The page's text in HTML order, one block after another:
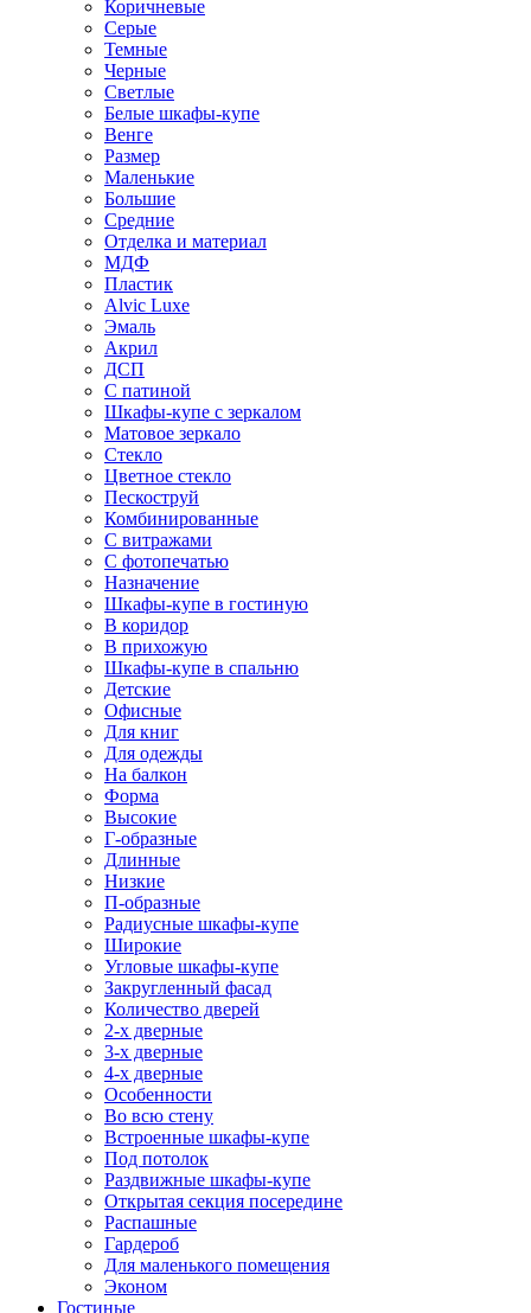
Коричневые
Серые
Темные
Черные
Светлые
Белые шкафы-купе
Венге
Размер
Маленькие
Большие
Средние
Отделка и материал
МДФ
Пластик
Alvic Luxe
Эмаль
Акрил
ДСП
С патиной
Шкафы-купе с зеркалом
Матовое зеркало
Стекло
Цветное стекло
Пескоструй
Комбинированные
С витражами
С фотопечатью
Назначение
Шкафы-купе в гостиную
В коридор
В прихожую
Шкафы-купе в спальню
Детские
Офисные
Для книг
Для одежды
На балкон
Форма
Высокие
Г-образные
Длинные
Низкие
П-образные
Радиусные шкафы-купе
Широкие
Угловые шкафы-купе
Закругленный фасад
Количество дверей
2-х дверные
3-х дверные
4-х дверные
Особенности
Во всю стену
Встроенные шкафы-купе
Под потолок
Раздвижные шкафы-купе
Открытая секция посередине
Распашные
Гардероб
Для маленького помещения
Эконом
Гостиные